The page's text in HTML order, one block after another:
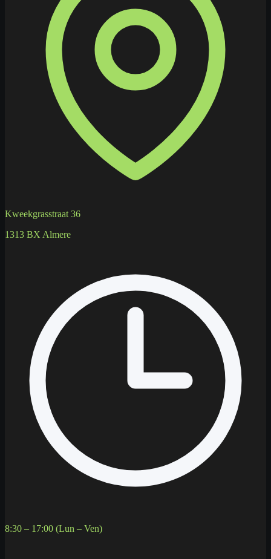
Kweekgrasstraat 36
1313 BX Almere
8:30 – 17:00 (Lun – Ven)